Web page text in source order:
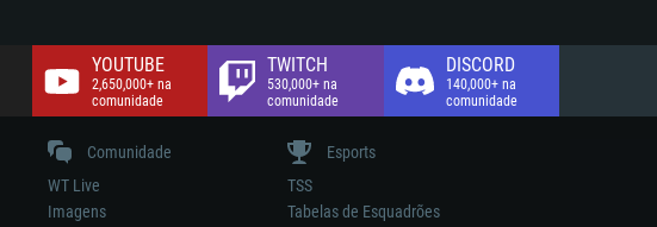
YOUTUBE
2,650,000+ na
comunidade
TWITCH
530,000+ na
comunidade
DISCORD
140,000+ na
comunidade
Comunidade
WT Live
Imagens
Esports
TSS
Tabelas de Esquadrões